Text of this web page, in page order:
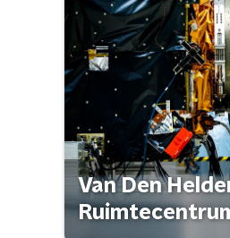
Van Den